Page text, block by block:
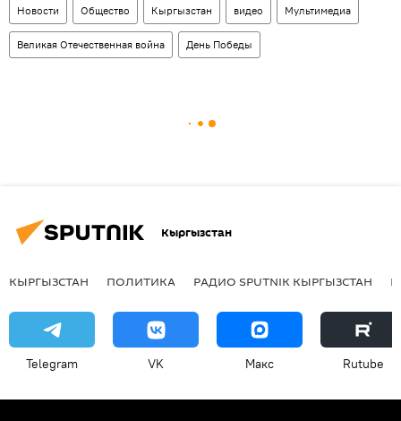
Новости Общество Кыргызстан видео Мультимедиа
Великая Отечественная война День Победы
Кыргызстан
КЫРГЫЗСТАН ПОЛИТИКА РАДИО SPUTNIK КЫРГЫЗСТАН
Telegram VK Макс Rutube